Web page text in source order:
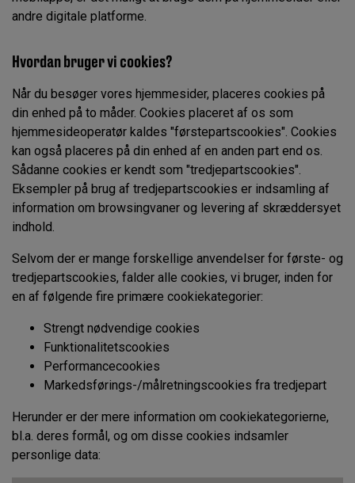
andre digitale platforme.
Hvordan bruger vi cookies?
Når du besøger vores hjemmesider, placeres cookies på
din enhed på to måder. Cookies placeret af os som
hjemmesideoperatør kaldes "førstepartscookies". Cookies
kan også placeres på din enhed af en anden part end os.
Sådanne cookies er kendt som "tredjepartscookies".
Eksempler på brug af tredjepartscookies er indsamling af
information om browsingvaner og levering af skræddersyet
indhold.
Selvom der er mange forskellige anvendelser for første- og
tredjepartscookies, falder alle cookies, vi bruger, inden for
en af følgende fire primære cookiekategorier:
Strengt nødvendige cookies
Funktionalitetscookies
Performancecookies
Markedsførings-/målretningscookies fra tredjepart
Herunder er der mere information om cookiekategorierne,
bl.a. deres formål, og om disse cookies indsamler
personlige data: